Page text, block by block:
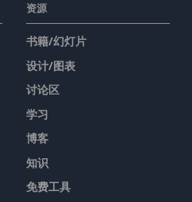
资源
书籍/幻灯片
设计/图表
讨论区
学习
博客
知识
免费工具